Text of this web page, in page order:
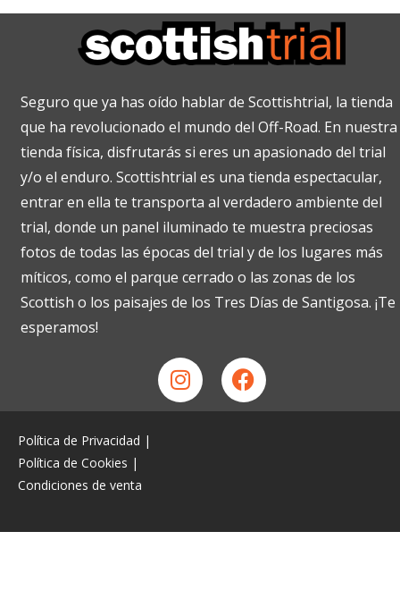
Seguro que ya has oído hablar de Scottishtrial, la tienda
que ha revolucionado el mundo del Off-Road. En nuestra
tienda física, disfrutarás si eres un apasionado del trial
y/o el enduro. Scottishtrial es una tienda espectacular,
entrar en ella te transporta al verdadero ambiente del
trial, donde un panel iluminado te muestra preciosas
fotos de todas las épocas del trial y de los lugares más
míticos, como el parque cerrado o las zonas de los
Scottish o los paisajes de los Tres Días de Santigosa. ¡Te
esperamos!
Política de Privacidad |
Política de Cookies |
Condiciones de venta